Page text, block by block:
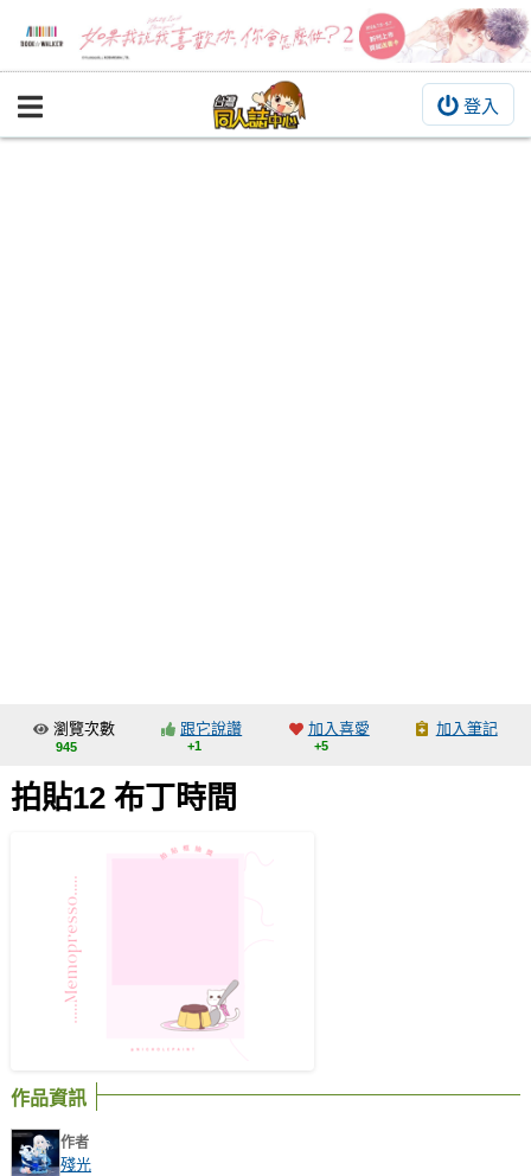
登入
BOOKY書集倉庫
交流中心
攤位轉讓區
瀏覽次數
945
跟它說讚
+1
加入喜愛
+5
加入筆記
拍貼12 布丁時間
作品資訊
作者
殘光